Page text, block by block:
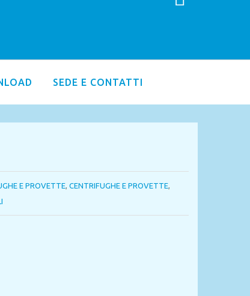
SEDE E CONTATTI
E PROVETTE, CENTRIFUGHE E PROVETTE,